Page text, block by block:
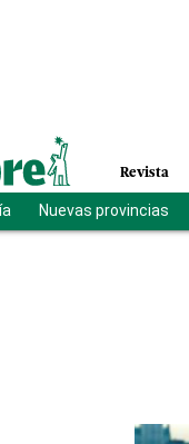
Revista
Nuevas provincias